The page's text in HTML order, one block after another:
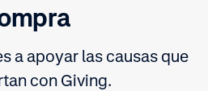
a apoyar las causas que
con Giving.